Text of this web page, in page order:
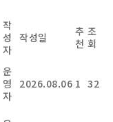
작
성
자
작성일
추
천
조
회
운
영
자
2026.08.06 1 32